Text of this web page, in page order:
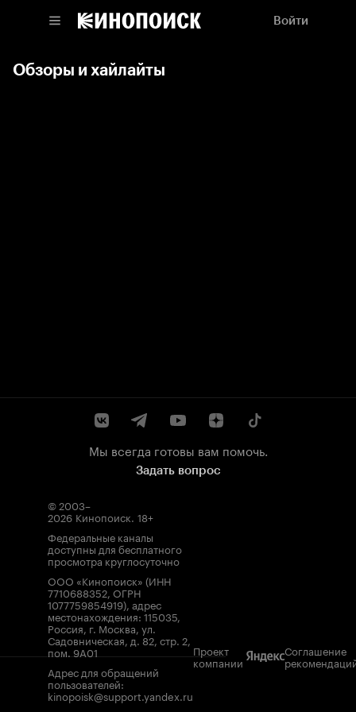
Войти
Обзоры и хайлайты
Мы всегда готовы вам помочь.
Задать вопрос
© 2003–
2026 Кинопоиск. 18+
Федеральные каналы
доступны для бесплатного
просмотра круглосуточно
ООО «Кинопоиск» (ИНН
7710688352, ОГРН
1077759854919), адрес
местонахождения: 115035,
Россия, г. Москва, ул.
Садовническая, д. 82, стр. 2,
пом. 9А01
Адрес для обращений
пользователей:
kinopoisk@support.yandex.ru
Проект
компании
Соглашение